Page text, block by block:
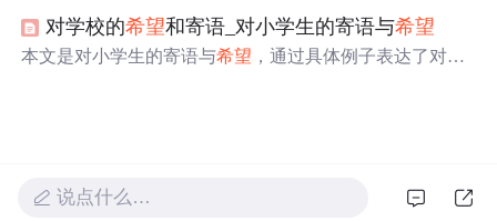
对学校的希望和寄语_对小学生的寄语与希望
本文是对小学生的寄语与希望 ，通过具体例子表达了对学
说点什么…